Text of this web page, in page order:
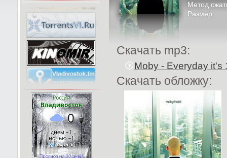
Метод
Размер:
Скачать mp3:
Moby - Everyday it's
Скачать обложку: